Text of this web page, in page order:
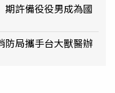
許備役役男成為國
局攜手台大獸醫辦